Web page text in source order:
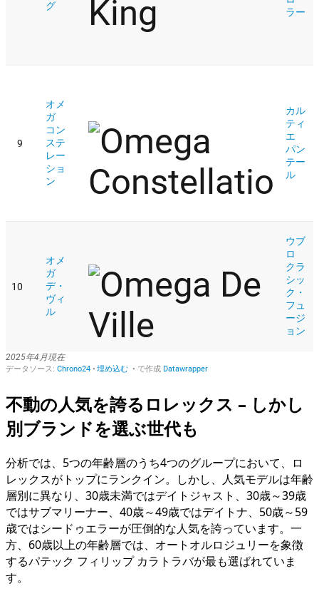
不動の人気を誇るロレックス – しかし
別ブランドを選ぶ世代も
分析では、5つの年齢層のうち4つのグループにおいて、ロ
レックスがトップにランクイン。しかし、人気モデルは年齢
層別に異なり、30歳未満ではデイトジャスト、30歳～39歳
ではサブマリーナー、40歳～49歳ではデイトナ、50歳～59
歳ではシードゥエラーが圧倒的な人気を誇っています。一
方、60歳以上の年齢層では、オートオルロジュリーを象徴
するパテック フィリップ カラトラバが最も選ばれていま
す。